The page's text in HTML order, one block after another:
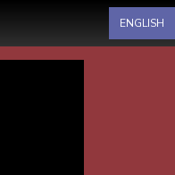
ENGLISH